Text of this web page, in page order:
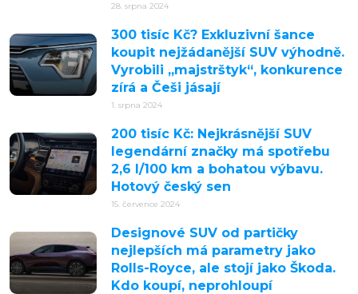
28. srpna 2024
300 tisíc Kč? Exkluzivní šance
koupit nejžádanější SUV výhodně.
Vyrobili „majstrštyk“, konkurence
zírá a Češi jásají
1. srpna 2024
200 tisíc Kč: Nejkrásnější SUV
legendární značky má spotřebu
2,6 l/100 km a bohatou výbavu.
Hotový český sen
15. července 2024
Designové SUV od partičky
nejlepších má parametry jako
Rolls-Royce, ale stojí jako Škoda.
Kdo koupí, neprohloupí